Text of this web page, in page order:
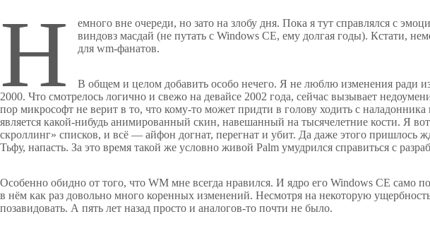
Н емного вне очереди, но зато на злобу дня. Пока я тут справлялся с
виндовз масдай (не путать с Windows CE, ему долгая годы). Кстати,
для wm-фанатов.
В общем и целом добавить особо нечего. Я не люблю изменения ради
2000. Что смотрелось логично и свежо на девайсе 2002 года, сейчас вызывает
пор микрософт не верит в то, что кому-то может придти в голову ходить с
является какой-нибудь анимированный скин, навешанный на тысячелетние кости. Я
скроллинг» списков, и всё — айфон догнат, перегнат и убит. Да даже этого пришлось
Тьфу, напасть. За это время такой же условно живой Palm умудрился справиться с
Особенно обидно от того, что WM мне всегда нравился. И ядро его Windows CE само
в нём как раз довольно много коренных изменений. Несмотря на некоторую
позавидовать. А пять лет назад просто и аналогов-то почти не было.